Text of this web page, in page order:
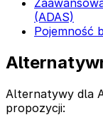
(ADAS)
Pojemność
Alternatywy dla
propozycji: